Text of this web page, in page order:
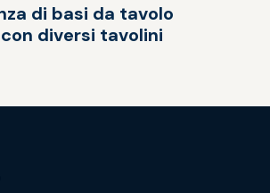
di basi da tavolo
diversi tavolini